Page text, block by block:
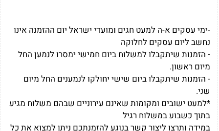
-ימי עסקים א-ה למעט חגים ומועדי ישראל יום ההזמנה אינו
נחשב ליום עסקים לחלוקה
- הזמנות שיתקבלו למשלוח ביום חמישי ימסרו לנמען החל
מיום ראשון.
- הזמנות שיתקבלו ביום שישי יחולקו לנמענים החל מיום
שני.
*למעט ישובים ומקומות שאינם עירוניים שבהם משלוח מגיע
בתוך כשבוע במשלוח רגיל
במידה ותרצו ליצור קשר בנוגע להזמנתכם ניתן למצוא את כל